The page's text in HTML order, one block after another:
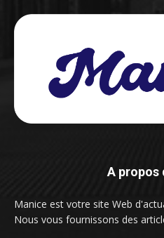
A propos
Manice est votre site Web
Nous vous fournissons des